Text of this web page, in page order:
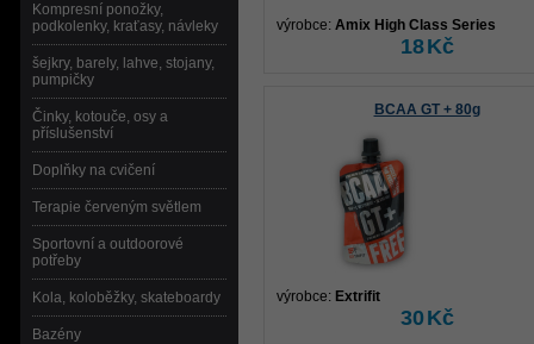
výrobce: Amix High Class Series
18Kč
BCAA GT + 80g
výrobce: Extrifit
30Kč
Kompresní ponožky,
podkolenky, kraťasy, návleky
šejkry, barely, lahve, stojany,
pumpičky
Činky, kotouče, osy a
příslušenství
Doplňky na cvičení
Terapie červeným světlem
Sportovní a outdoorové
potřeby
Kola, koloběžky, skateboardy
Bazény